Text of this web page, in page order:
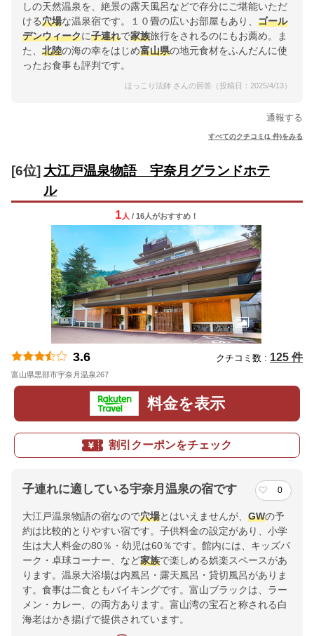
しの天然温泉を、絶景の露天風呂などで存分にご堪能いただ
ける穴場な温泉宿です。１０畳の広いお部屋もあり、 ゴール
デンウィークに子連れで家族旅行をされるのにもお薦め。ま
た、 北陸の海の幸をはじめ富山県の地元食材をふんだんに使
ったお食事も評判です。
ほっこり法師 さんの回答（投稿日：2025/4/13）
通報する
すべてのクチコミ(1 件)をみる
[6位] 大江戸温泉物語 宇奈月グランドホテ
ル
1 人 / 16人がおすすめ！
3.6 クチコミ数 : 125 件
富山県黒部市宇奈月温泉267
料金を表示
割引クーポンをチェック
子連れに適している宇奈月温泉の宿です 0
大江戸温泉物語の宿なので穴場とはいえませんが、 GWの予
約は比較的とりやすい宿です。子供料金の設定があり、小学
生は大人料金の80％・幼児は60％です。館内には、キッズパ
ーク・卓球コーナー、など家族で楽しめる娯楽スペースがあ
ります。温泉大浴場は内風呂・露天風呂・貸切風呂がありま
す。食事は二食ともバイキングです。富山ブラックは、ラー
メン・カレー、の両方あります。富山湾の宝石と称される白
海老はかき揚げで提供されています。